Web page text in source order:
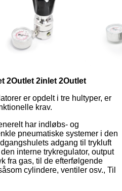
2Outlet 2inlet 2Outlet
er opdelt i tre hultyper, er
krav.
har indløbs- og
pneumatiske systemer i den
adgang til trykluft
interne trykregulator, output
fra gas, til de efterfølgende
cylindere, ventiler osv., Til